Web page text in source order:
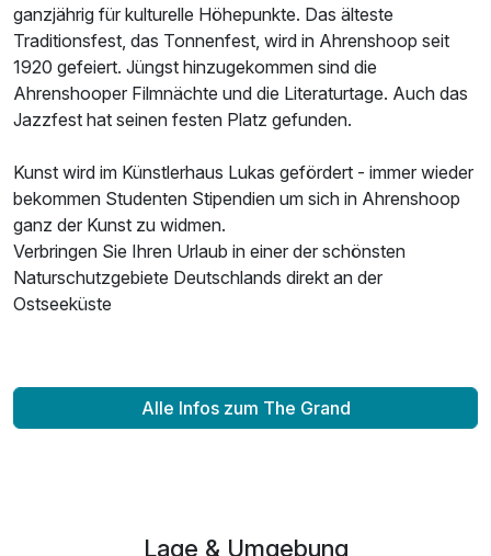
Ausstattung
ganzjährig für kulturelle Höhepunkte. Das älteste
Traditionsfest, das Tonnenfest, wird in Ahrenshoop seit
1920 gefeiert. Jüngst hinzugekommen sind die
Ahrenshooper Filmnächte und die Literaturtage. Auch das
Jazzfest hat seinen festen Platz gefunden.
Kunst wird im Künstlerhaus Lukas gefördert - immer wieder
bekommen Studenten Stipendien um sich in Ahrenshoop
ganz der Kunst zu widmen.
Verbringen Sie Ihren Urlaub in einer der schönsten
Naturschutzgebiete Deutschlands direkt an der
Ostseeküste
Alle Infos zum The Grand
Lage & Umgebung